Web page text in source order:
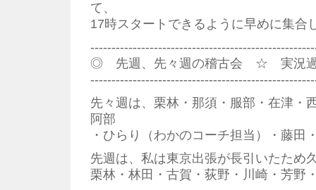
て、
17時スタートできるように早めに集合
◎ 先週、先々週の稽古会 ☆ 実況
先々週は、栗林・那須・服部・在津・
阿部
・ひらり（わかのコーチ担当）・藤田
先週は、私は東京出張が長引いたため
栗林・林田・古賀・荻野・川崎・芳野